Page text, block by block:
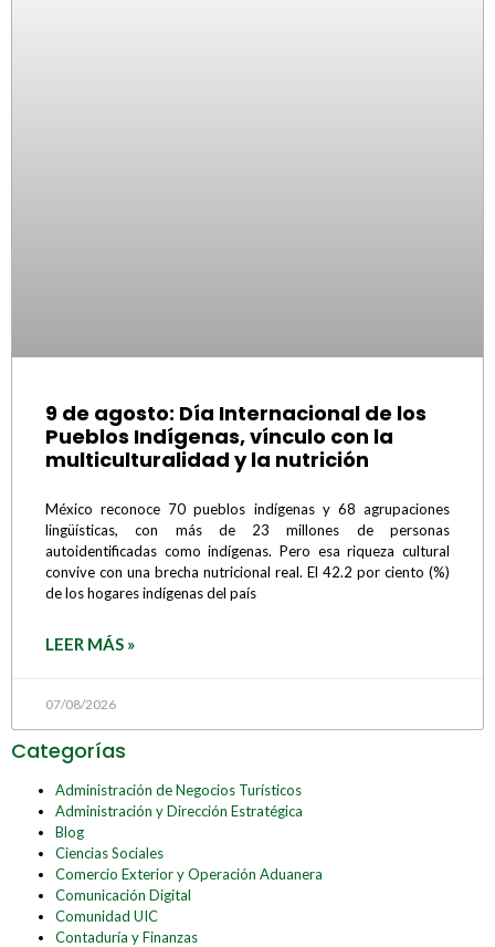
9 de agosto: Día Internacional de los
Pueblos Indígenas, vínculo con la
multiculturalidad y la nutrición
México reconoce 70 pueblos indígenas y 68 agrupaciones
lingüísticas, con más de 23 millones de personas
autoidentificadas como indígenas. Pero esa riqueza cultural
convive con una brecha nutricional real. El 42.2 por ciento (%)
de los hogares indígenas del país
LEER MÁS »
07/08/2026
Categorías
Administración de Negocios Turísticos
Administración y Dirección Estratégica
Blog
Ciencias Sociales
Comercio Exterior y Operación Aduanera
Comunicación Digital
Comunidad UIC
Contaduría y Finanzas